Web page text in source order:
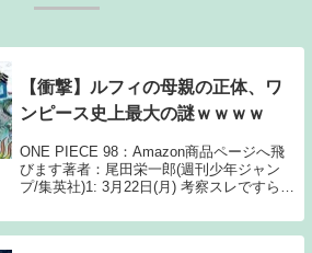
【衝撃】ルフィの母親の正体、ワ
ンピース史上最大の謎ｗｗｗｗ
ONE PIECE 98：Amazon商品ページへ飛
びます著者：尾田栄一郎(週刊少年ジャン
プ/集英社)1: 3月22日(月) 考察スレですらほ
ックやで 6: 3月22日(月) >>2 息子と...